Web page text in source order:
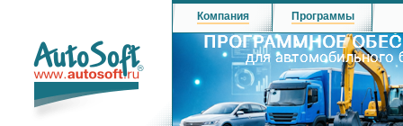
Компания Программы